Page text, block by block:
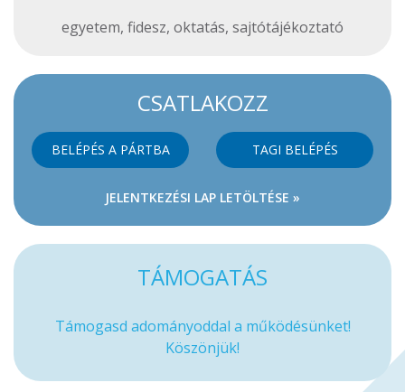
egyetem, fidesz, oktatás, sajtótájékoztató
CSATLAKOZZ
BELÉPÉS A PÁRTBA TAGI BELÉPÉS
JELENTKEZÉSI LAP LETÖLTÉSE »
TÁMOGATÁS
Támogasd adományoddal a működésünket!
Köszönjük!